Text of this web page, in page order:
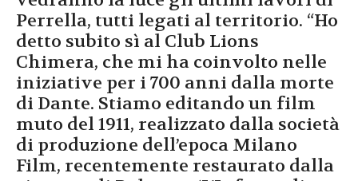
Perrella, tutti legati al territorio. “Ho
detto subito sì al Club Lions
Chimera, che mi ha coinvolto nelle
iniziative per i 700 anni dalla morte
di Dante. Stiamo editando un film
muto del 1911, realizzato dalla società
di produzione dell’epoca Milano
Film, recentemente restaurato dalla